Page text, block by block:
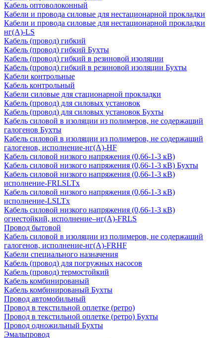
Кабель оптоволоконный
Кабели и провода силовые для нестационарной прокладки
Кабели и провода силовые для нестационарной прокладки
нг(А)-LS
Кабель (провод) гибкий
Кабель (провод) гибкий Бухты
Кабель (провод) гибкий в резиновой изоляции
Кабель (провод) гибкий в резиновой изоляции Бухты
Кабели контрольные
Кабель контрольный
Кабели силовые для стационарной прокладки
Кабель (провод) для силовых установок
Кабель (провод) для силовых установок Бухты
Кабель силовой в изоляции из полимеров, не содержащий
галогенов Бухты
Кабель силовой в изоляции из полимеров, не содержащий
галогенов, исполнение-нг(А)-HF
Кабель силовой низкого напряжения (0,66-1-3 кВ)
Кабель силовой низкого напряжения (0,66-1-3 кВ) Бухты
Кабель силовой низкого напряжения (0,66-1-3 кВ)
исполнение-FRLSLTx
Кабель силовой низкого напряжения (0,66-1-3 кВ)
исполнение-LSLTx
Кабель силовой низкого напряжения (0,66-1-3 кВ)
огнестойкий, исполнение–нг(А)-FRLS
Провод бытовой
Кабель силовой в изоляции из полимеров, не содержащий
галогенов, исполнение-нг(А)-FRHF
Кабели специального назначения
Кабель (провод) для погружных насосов
Кабель (провод) термостойкий
Кабель комбинированый
Кабель комбинированый Бухты
Провод автомобильный
Провод в текстильной оплетке (ретро)
Провод в текстильной оплетке (ретро) Бухты
Провод одножильный Бухты
Эмальпровод